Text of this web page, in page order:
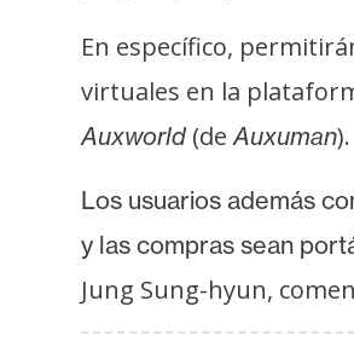
i
a
d
En específico,
virtuales en la
Auxworld(deAuxuman).
Los usuarios además
y las compras sean
Jung Sung-hyun,